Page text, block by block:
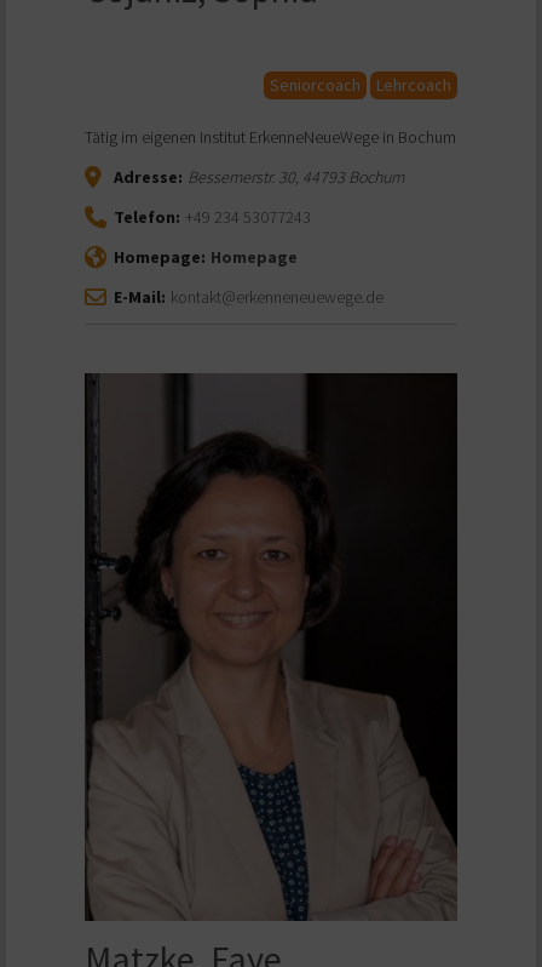
Seniorcoach Lehrcoach
Tätig im eigenen Institut ErkenneNeueWege in Bochum
Adresse: Bessemerstr. 30, 44793Bochum
Telefon: +49 234 53077243
Homepage: Homepage
E-Mail: kontakt@erkenneneuewege.de